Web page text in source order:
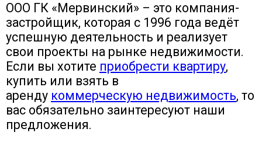
ООО ГК «Мервинский» – это компания-
застройщик, которая с 1996 года ведёт
успешную деятельность и реализует
свои проекты на рынке недвижимости.
Если вы хотите приобрести квартиру,
купить или взять в
аренду коммерческую недвижимость, то
вас обязательно заинтересуют наши
предложения.